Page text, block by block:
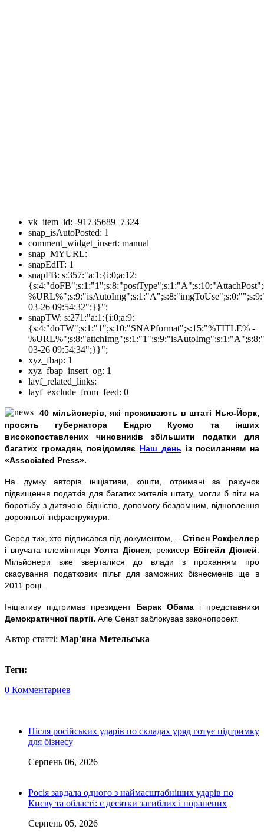
vk_item_id: -91735689_7324
snap_isAutoPosted: 1
comment_widget_insert: manual
snap_MYURL:
snapEdIT: 1
snapFB: s:357:"a:1:{i:0;a:12:
03-26 09:54:32";}}";
snapTW: s:271:"a:1:{i:0;a:9:
{s:4:"doTW";s:1:"1";s:10:"SNAPformat";s:15:"%TITLE% -
03-26 09:54:34";}}";
xyz_fbap: 1
xyz_fbap_insert_og: 1
layf_related_links:
layf_exclude_from_feed: 0
40 мільйонерів, які проживають в штаті Нью-Йорк,
просять губернатора Ендрю Куомо та інших
високопоставлених чиновників збільшити податки для
багатих громадян, повідомляє Наш день із посиланням на
«Associated Press».
На думку авторів ініціативи, кошти, отримані за рахунок
підвищення податків для багатих жителів штату, могли б піти на
боротьбу з дитячою бідністю, допомогу бездомним, відновлення
дорожньої інфраструктури.
Серед тих, хто підписався під документом, – Стівен Рокфеллер
і внучата племінниця Уолта Діснея, режисер Ебігейл Дісней
Мільйонери вже зверталися до влади з проханням про
скасування податкових пільг для заможних бізнесменів ще в
2011 році.
Ініціативу підтримав президентБарак Обамаі представники
Демократичної партії. Але Сенат заблокував законопроект.
Автор статті: Мар'яна Метельська
Теги:
0 Комментариев
Після російських ударів по складах уряд готує підтримку
для бізнесу
Серпень 06, 2026
Росія завдала одного з наймасштабніших ударів по
Києву та області: є десятки загиблих і поранених
Серпень 05, 2026